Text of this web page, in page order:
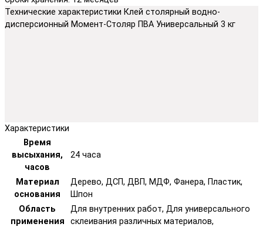
Технические характеристики Клей столярный водно-
дисперсионный Момент-Столяр ПВА Универсальный 3 кг
Характеристики
Время
высыхания,
часов
24 часа
Материал
основания
Дерево, ДСП, ДВП, МДФ, Фанера, Пластик,
Шпон
Область
применения
Для внутренних работ, Для универсального
склеивания различных материалов,